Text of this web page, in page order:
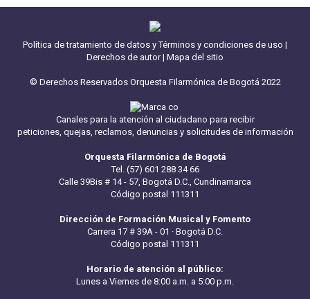
Política de tratamiento de datos y Términos y condiciones de uso |
Derechos de autor| Mapa del sitio
© Derechos Reservados Orquesta Filarmónica de Bogotá 2022
Canales para la atención al ciudadano para recibir
peticiones, quejas, reclamos, denuncias y solicitudes de información
Orquesta Filarmónica de Bogotá
Tel. (57) 601 288 34 66
Calle 39Bis # 14 - 57, Bogotá D.C., Cundinamarca
Código postal 111311
Dirección de Formación Musical y Fomento
Carrera 17 # 39A - 01 · Bogotá D.C.
Código postal 111311
Horario de atención al público:
Lunes a Viernes de 8:00 a.m. a 5:00 p.m.